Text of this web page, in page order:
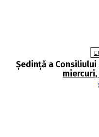
Şedinţă a Consiliului